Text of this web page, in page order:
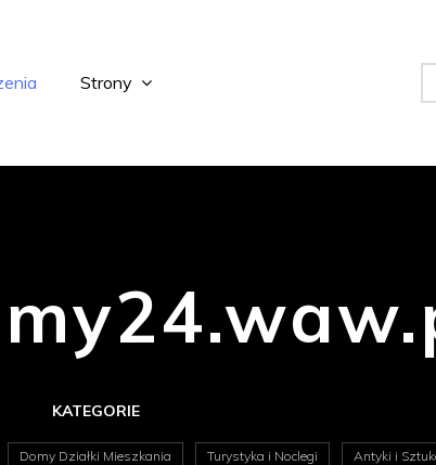
Strony
KATEGORIE
Domy Działki Mieszkania Turystyka i Noclegi Antyki i